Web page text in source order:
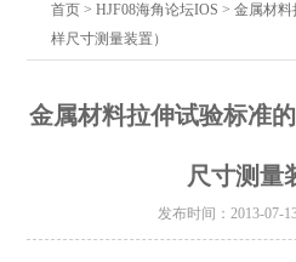
首页 >HJF08海角论坛IOS > 金属材
样尺寸测量装置）
金属材料拉伸试验标准
尺寸测量
发布时间：2013-07-